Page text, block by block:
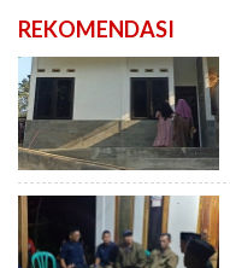
REKOMENDASI